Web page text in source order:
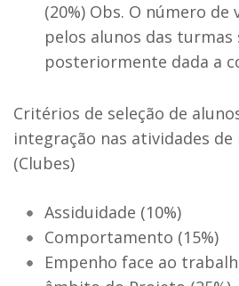
(20%) Obs. O número
pelos alunos das turmas
posteriormente dada a
Critérios de seleção de
integração nas atividades
(Clubes)
Assiduidade (10%)
Comportamento (15%)
Empenho face ao